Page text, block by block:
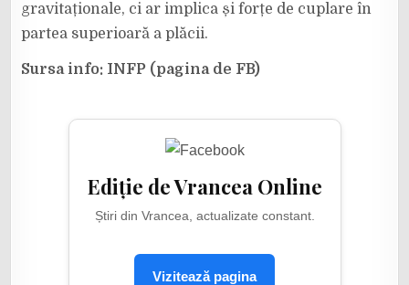
gravitaționale, ci ar implica și forțe de cuplare în
partea superioară a plăcii.
Sursa info: INFP (pagina de FB)
Ediție de Vrancea Online
Știri din Vrancea, actualizate constant.
Vizitează pagina